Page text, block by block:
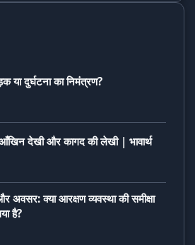
या दुर्घटना का निमंत्रण?
देखी और कागद की लेखी | भावार्थ
अवसर: क्या आरक्षण व्यवस्था की समीक्षा
है?